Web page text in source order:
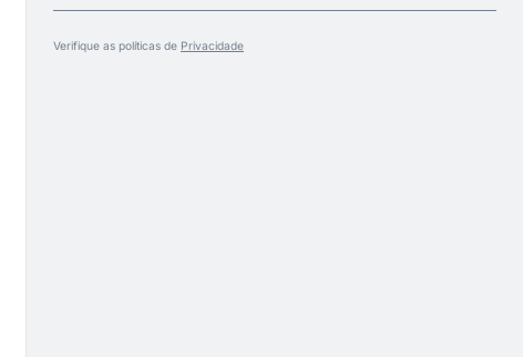
Verifique as políticas de Privacidade